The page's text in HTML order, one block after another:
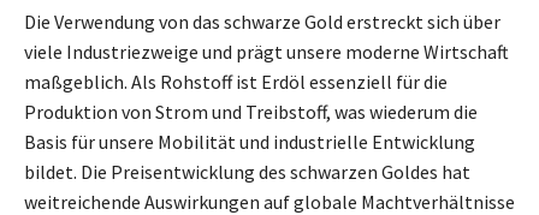
Die Verwendung von das schwarze Gold erstreckt sich über
viele Industriezweige und prägt unsere moderne Wirtschaft
maßgeblich. Als Rohstoff ist Erdöl essenziell für die
Produktion von Strom und Treibstoff, was wiederum die
Basis für unsere Mobilität und industrielle Entwicklung
bildet. Die Preisentwicklung des schwarzen Goldes hat
weitreichende Auswirkungen auf globale Machtverhältnisse